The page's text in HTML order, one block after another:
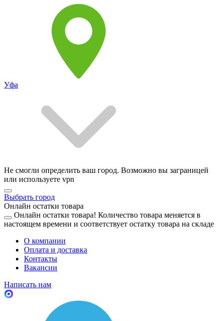
Уфа
Не смогли определить ваш город. Возможно вы заграницей
или используете vpn
Выбрать город
Онлайн остатки товара
Онлайн остатки товара! Количество товара меняется в
настоящем времени и соответствует остатку товара на складе
О компании
Оплата и доставка
Контакты
Вакансии
Написать нам